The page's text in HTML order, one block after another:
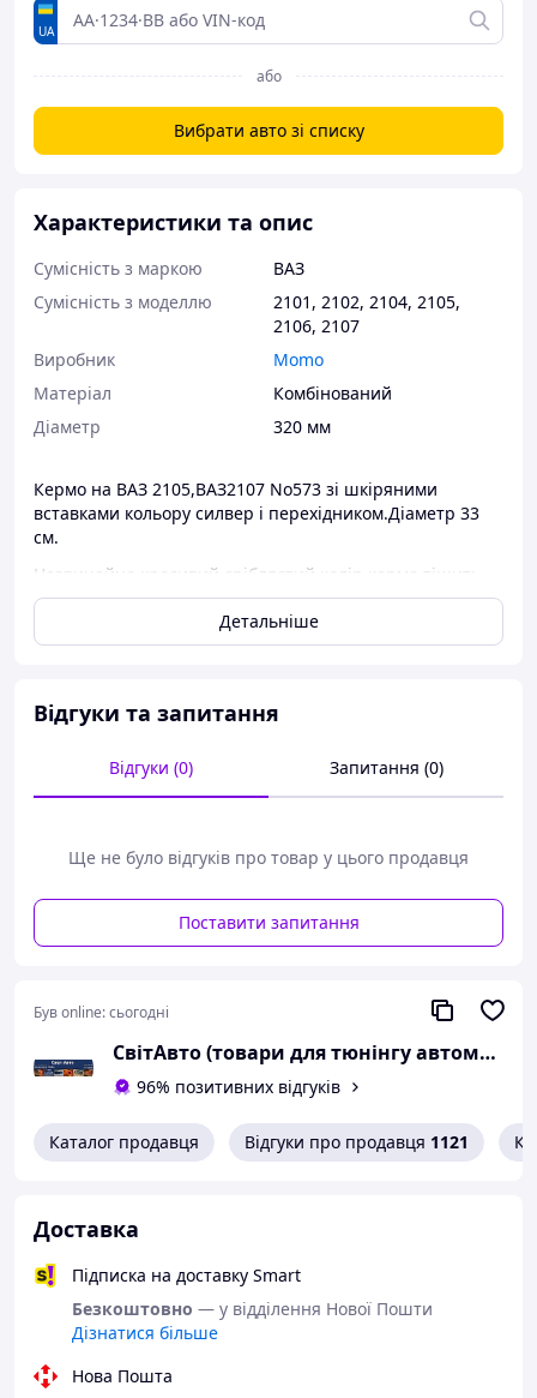
UA
або
Вибрати авто зі списку
Характеристики та опис
Сумісність з маркою
ВАЗ
Сумісність з моделлю
2101 , 2102, 2104, 2105,
2106, 2107
Виробник
Momo
Матеріал
Комбінований
Діаметр
320 мм
Кермо на ВАЗ 2105,ВАЗ2107 No573 зі шкіряними
вставками кольору силвер і перехідником.Діаметр 33
см.
Незвичайно красивий сріблястий колір керма тішить
око та підносить настрій.
Чудова якість, незвичайний дизайн, що схожий на
Детальніше
Відгуки та запитання
Відгуки (0) Запитання (0)
Ще не було відгуків про товар у цього продавця
Поставити запитання
Був online:сьогодні
СвітАвто (товари для тюнінгу автомобілів ВАЗ)
96% позитивних відгуків
Каталог продавця Відгуки про продавця 1121
Доставка
Підписка на доставку Smart
Безкоштовно — у відділення Нової Пошти
Дізнатися більше
Нова Пошта